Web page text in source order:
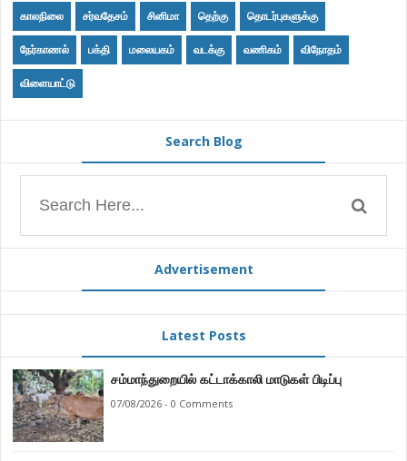
காலநிலை சர்வதேசம் சினிமா தெற்கு தொடர்புகளுக்கு
நேர்காணல் பக்தி மலையகம் வடக்கு வணிகம் விநோதம்
விளையாட்டு
Search Blog
Advertisement
Latest Posts
சம்மாந்துறையில் கட்டாக்காலி மாடுகள் பிடிப்பு
07/08/2026 - 0 Comments